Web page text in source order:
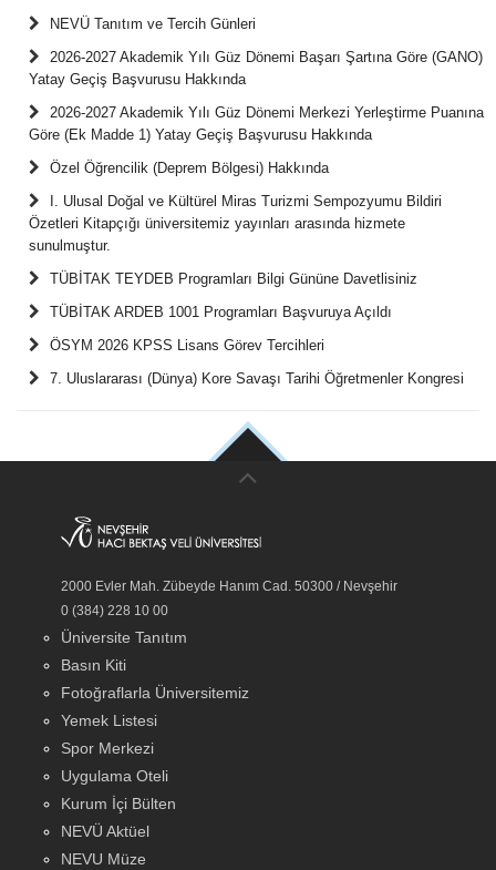
NEVÜ Tanıtım ve Tercih Günleri
2026-2027 Akademik Yılı Güz Dönemi Başarı Şartına Göre (GANO)
Yatay Geçiş Başvurusu Hakkında
2026-2027 Akademik Yılı Güz Dönemi Merkezi Yerleştirme Puanına
Göre (Ek Madde 1) Yatay Geçiş Başvurusu Hakkında
Özel Öğrencilik (Deprem Bölgesi) Hakkında
I. Ulusal Doğal ve Kültürel Miras Turizmi Sempozyumu Bildiri
Özetleri Kitapçığı üniversitemiz yayınları arasında hizmete
sunulmuştur.
TÜBİTAK TEYDEB Programları Bilgi Gününe Davetlisiniz
TÜBİTAK ARDEB 1001 Programları Başvuruya Açıldı
ÖSYM 2026 KPSS Lisans Görev Tercihleri
7. Uluslararası (Dünya) Kore Savaşı Tarihi Öğretmenler Kongresi
2000 Evler Mah. Zübeyde Hanım Cad. 50300 / Nevşehir
0 (384) 228 10 00
Üniversite Tanıtım
Basın Kiti
Fotoğraflarla Üniversitemiz
Yemek Listesi
Spor Merkezi
Uygulama Oteli
Kurum İçi Bülten
NEVÜ Aktüel
NEVU Müze